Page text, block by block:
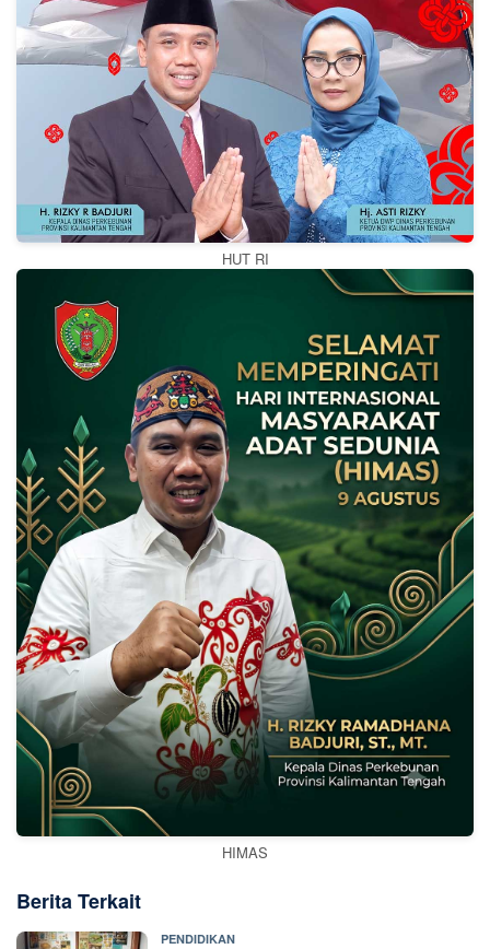
HUT RI
HIMAS
Berita Terkait
PENDIDIKAN